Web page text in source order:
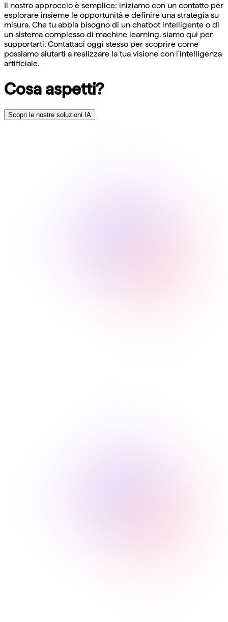
Il nostro approccio è semplice: iniziamo con un contatto per
esplorare insieme le opportunità e definire una strategia su
misura. Che tu abbia bisogno di un chatbot intelligente o di
un sistema complesso di machine learning, siamo qui per
supportarti. Contattaci oggi stesso per scoprire come
possiamo aiutarti a realizzare la tua visione con l'intelligenza
artificiale.
Cosa aspetti?
Scopri le nostre soluzioni IA